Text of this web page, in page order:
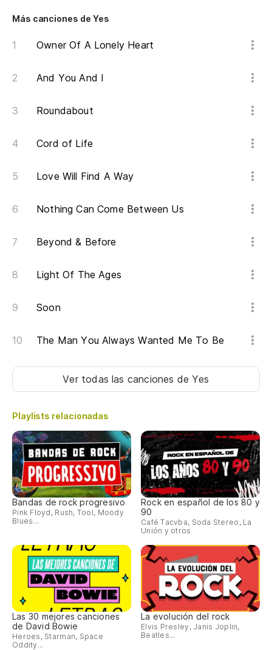
Más canciones de Yes
Owner Of A Lonely Heart
And You And I
Roundabout
Cord of Life
Love Will Find A Way
Nothing Can Come Between Us
Beyond & Before
Light Of The Ages
Soon
The Man You Always Wanted Me To Be
Ver todas las canciones de Yes
Playlists relacionadas
Bandas de rock progresivo
Pink Floyd, Rush, Tool, Moody
Blues...
Rock en español de los 80 y
90
Café Tacvba, Soda Stereo, La
Unión y otros
Las 30 mejores canciones
de David Bowie
Heroes, Starman, Space
Oddity...
La evolución del rock
Elvis Presley, Janis Joplin,
Beatles...